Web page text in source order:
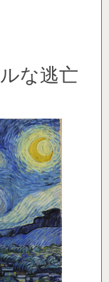
な逃亡